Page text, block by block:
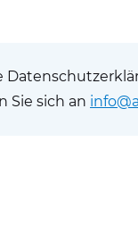
Sie sich an